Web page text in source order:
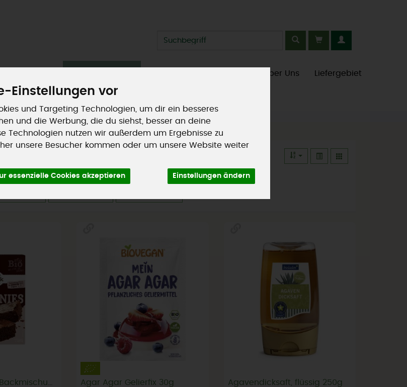
Einstellungen vor
und Targeting Technologien, um dir ein besseres
und die Werbung, die du siehst, besser an deine
Technologien nutzen wir außerdem um Ergebnisse zu
unsere Besucher kommen oder um unsere Website weiter
essenzielle Cookies akzeptieren Einstellungen ändern
Produkt
Über Uns Liefergebiet
Kundenaktionen
Agar Agar Gelierfix 30g Agavendicksaft, flüssig 250g